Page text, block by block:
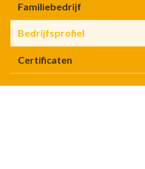
Familiebedrijf
Bedrijfsprofiel
Certificaten